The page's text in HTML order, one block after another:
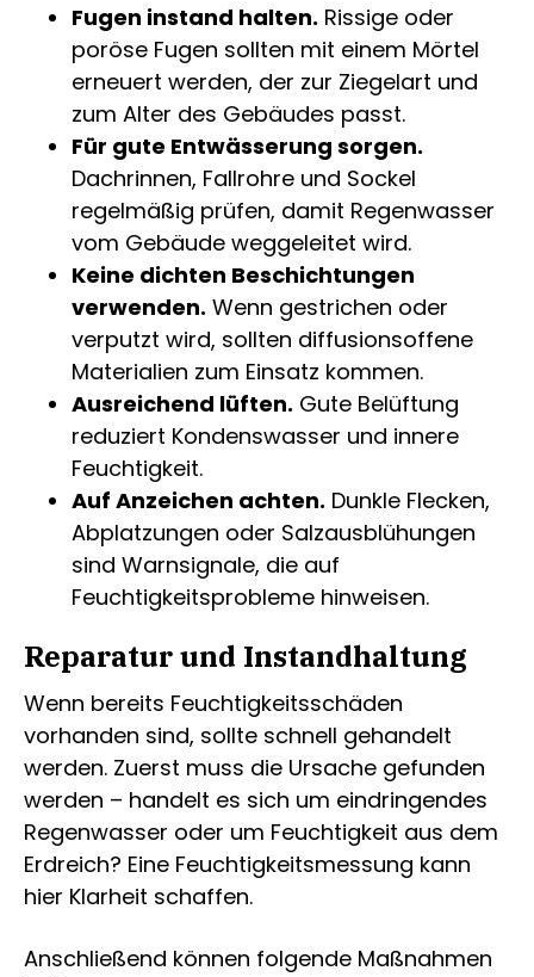
Fugen instand halten. Rissige oder
poröse Fugen sollten mit einem Mörtel
erneuert werden, der zur Ziegelart und
zum Alter des Gebäudes passt.
Für gute Entwässerung sorgen.
Dachrinnen, Fallrohre und Sockel
regelmäßig prüfen, damit Regenwasser
vom Gebäude weggeleitet wird.
Keine dichten Beschichtungen
verwenden. Wenn gestrichen oder
verputzt wird, sollten diffusionsoffene
Materialien zum Einsatz kommen.
Ausreichend lüften. Gute Belüftung
reduziert Kondenswasser und innere
Feuchtigkeit.
Auf Anzeichen achten. Dunkle Flecken,
Abplatzungen oder Salzausblühungen
sind Warnsignale, die auf
Feuchtigkeitsprobleme hinweisen.
Reparatur und Instandhaltung
Wenn bereits Feuchtigkeitsschäden
vorhanden sind, sollte schnell gehandelt
werden. Zuerst muss die Ursache gefunden
werden – handelt es sich um eindringendes
Regenwasser oder um Feuchtigkeit aus dem
Erdreich? Eine Feuchtigkeitsmessung kann
hier Klarheit schaffen.
Anschließend können folgende Maßnahmen